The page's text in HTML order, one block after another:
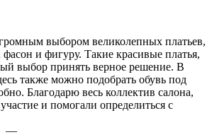
выбором великолепных платьев,
и фигуру. Такие красивые платья,
выбор принять верное решение. В
также можно подобрать обувь под
Благодарю весь коллектив салона,
и помогали определиться с
—